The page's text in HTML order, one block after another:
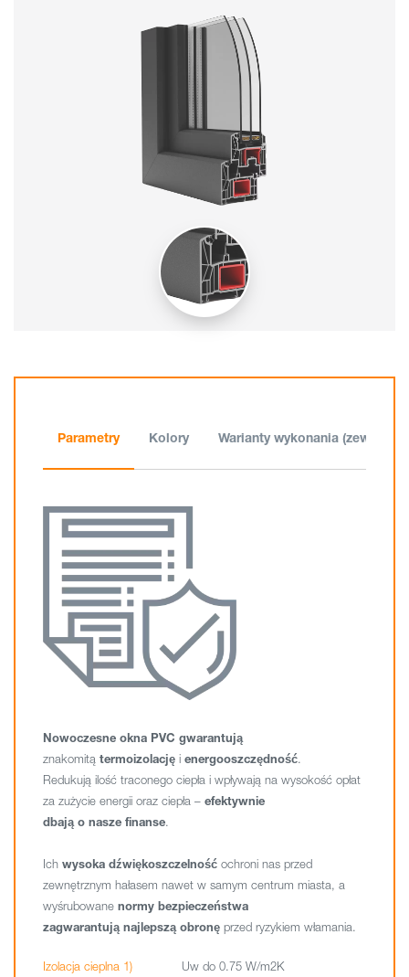
Parametry Kolory Warianty wykonania (zewnątrz)
Nowoczesne okna PVC gwarantują
znakomitą termoizolację i energooszczędność.
Redukują ilość traconego ciepła i wpływają na wysokość opłat
za zużycie energii oraz ciepła – efektywnie
dbają o nasze finanse.
Ich wysoka dźwiękoszczelność ochroni nas przed
zewnętrznym hałasem nawet w samym centrum miasta, a
wyśrubowane normy bezpieczeństwa
zagwarantują najlepszą obronę przed ryzykiem włamania.
Izolacja cieplna 1) Uw do 0.75 W/m2K